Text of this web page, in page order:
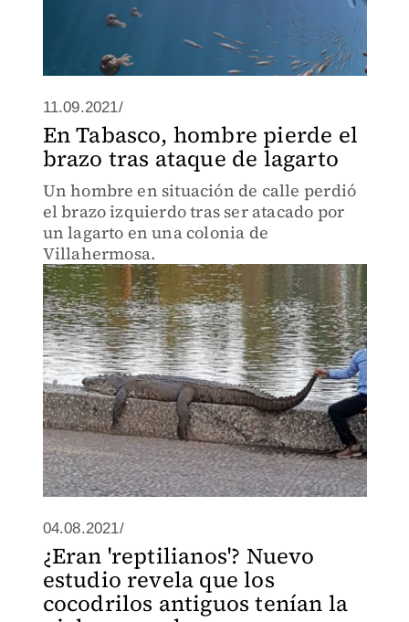
11.09.2021/
En Tabasco, hombre pierde el
brazo tras ataque de lagarto
Un hombre en situación de calle perdió
el brazo izquierdo tras ser atacado por
un lagarto en una colonia de
Villahermosa.
04.08.2021/
¿Eran 'reptilianos'? Nuevo
estudio revela que los
cocodrilos antiguos tenían la